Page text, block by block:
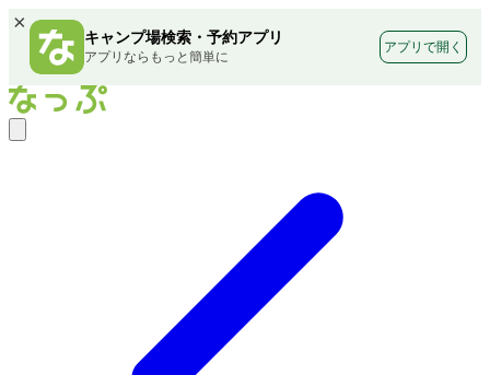
×
キャンプ場検索・予約アプリ
アプリならもっと簡単に
アプリで開く